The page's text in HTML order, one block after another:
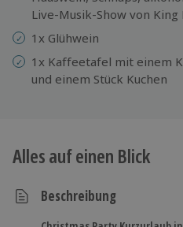
Live-Musik-Show von King
1x Glühwein
1x Kaffeetafel mit einem
und einem Stück Kuchen
Alles auf einen Blick
Beschreibung